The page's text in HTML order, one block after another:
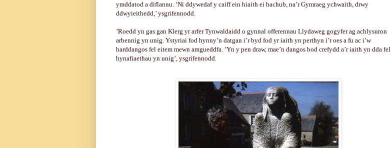
ymddatod a diflannu. ‘Ni ddywedaf y caiff ein hiaith ei hachub, na’r Gymraeg ychwaith, drwy
ddwyieithedd,’ ysgrifennodd.
’Roedd yn gas gan Klerg yr arfer Tynwaldaidd o gynnal offerennau Llydaweg gogyfer ag achlysuron
arbennig yn unig. Ystyriai fod hynny’n datgan i’r byd fod yr iaith yn perthyn i’r oes a fu ac i’w
harddangos fel eitem mewn amgueddfa. ‘Yn y pen draw, mae’n dangos bod crefydd a’r iaith yn dda fel
hynafiaethau yn unig’, ysgrifennodd.